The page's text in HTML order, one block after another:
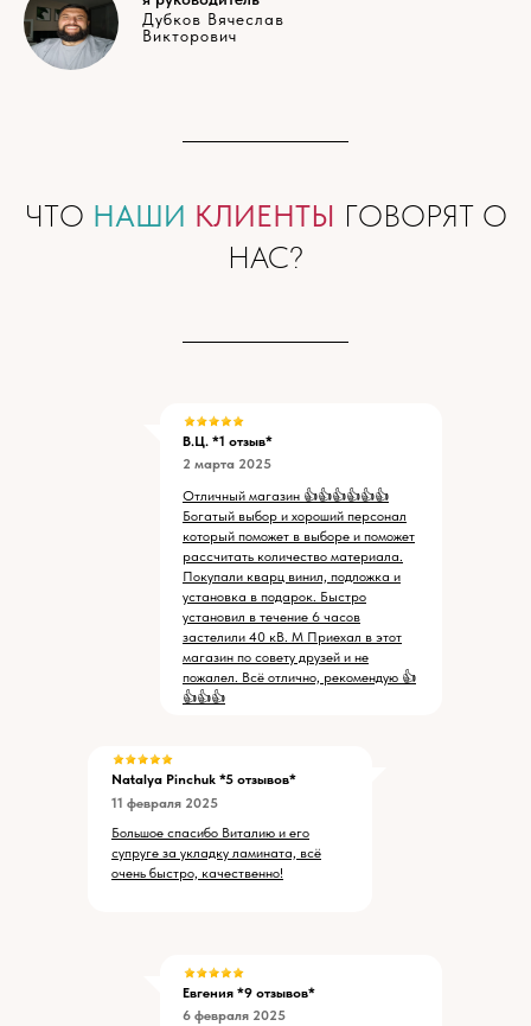
Дубков Вячеслав
Викторович
ЧТО НАШИ КЛИЕНТЫ ГОВОРЯТ О
НАС?
Natalya Pinchuk *5 отзывов*
11 февраля 2025
Большое спасибо Виталию и его
супруге за укладку ламината, всё
очень быстро, качественно!
В.Ц. *1 отзыв*
Отличный магазин 👍👍👍👍👍👍
Богатый выбор и хороший персонал
который поможет в выборе и поможет
рассчитать количество материала.
Покупали кварц винил, подложка и
установка в подарок. Быстро
установил в течение 6 часов
застелили 40 кВ. М Приехал в этот
магазин по совету друзей и не
пожалел. Всё отлично, рекомендую 👍
👍👍👍
2 марта 2025
Евгения *9 отзывов*
6 февраля 2025